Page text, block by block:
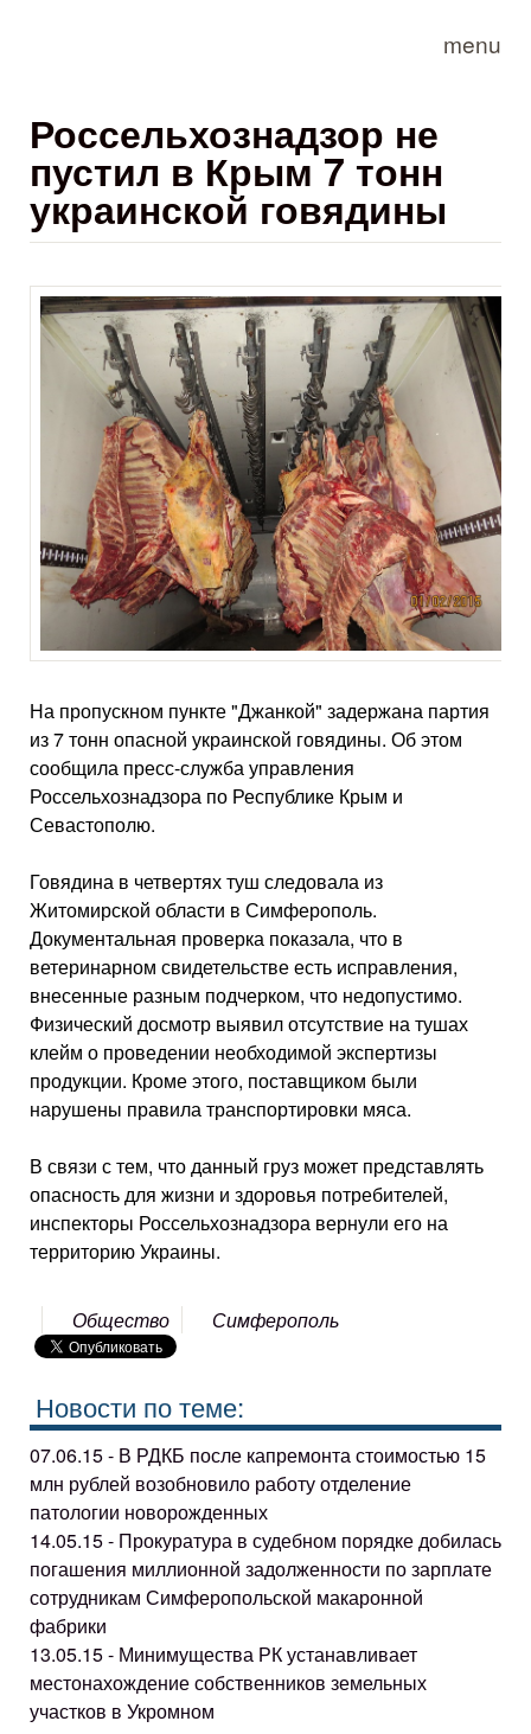
menu
Россельхознадзор не
пустил в Крым 7 тонн
украинской говядины
На пропускном пункте "Джанкой" задержана партия
из 7 тонн опасной украинской говядины. Об этом
сообщила пресс-служба управления
Россельхознадзора по Республике Крым и
Севастополю.
Говядина в четвертях туш следовала из
Житомирской области в Симферополь.
Документальная проверка показала, что в
ветеринарном свидетельстве есть исправления,
внесенные разным подчерком, что недопустимо.
Физический досмотр выявил отсутствие на тушах
клейм о проведении необходимой экспертизы
продукции. Кроме этого, поставщиком были
нарушены правила транспортировки мяса.
В связи с тем, что данный груз может представлять
опасность для жизни и здоровья потребителей,
инспекторы Россельхознадзора вернули его на
территорию Украины.
Общество Симферополь
Новости по теме:
07.06.15 - В РДКБ после капремонта стоимостью 15
млн рублей возобновило работу отделение
патологии новорожденных
14.05.15 - Прокуратура в судебном порядке добилась
погашения миллионной задолженности по зарплате
сотрудникам Симферопольской макаронной
фабрики
13.05.15 - Минимущества РК устанавливает
местонахождение собственников земельных
участков в Укромном